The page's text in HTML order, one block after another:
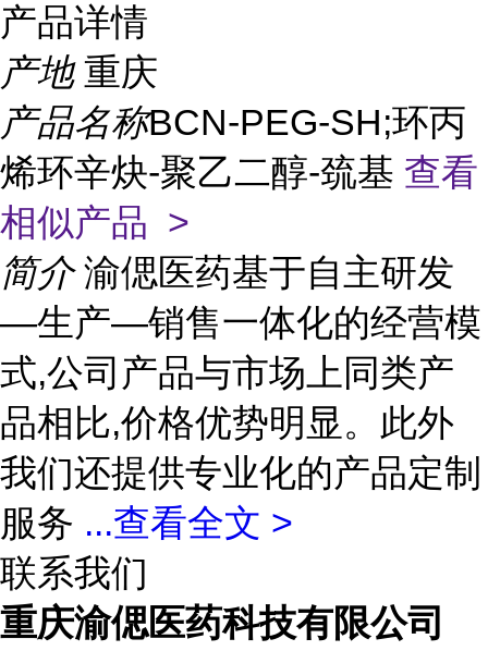
产品详情
产地 重庆
产品名称BCN-PEG-SH;环丙
烯环辛炔-聚乙二醇-巯基 查看
相似产品 >
简介 渝偲医药基于自主研发
—生产—销售一体化的经营模
式,公司产品与市场上同类产
品相比,价格优势明显。此外
我们还提供专业化的产品定制
服务 ...查看全文 >
联系我们
重庆渝偲医药科技有限公司